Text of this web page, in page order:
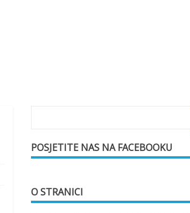
POSJETITE NAS NA FACEBOOKU
O STRANICI